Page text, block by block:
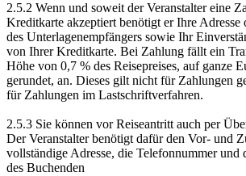
2.5.2 Wenn und soweit der Veranstalter eine
Kreditkarte akzeptiert benötigt er Ihre Adresse
des Unterlagenempfängers sowie Ihr
von Ihrer Kreditkarte. Bei Zahlung fällt ein
Höhe von 0,7 % des Reisepreises, auf ganze
gerundet, an. Dieses gilt nicht für Zahlungen
für Zahlungen im Lastschriftverfahren.
2.5.3 Sie können vor Reiseantritt auch per
Der Veranstalter benötigt dafür den Vor- und
vollständige Adresse, die Telefonnummer und
des Buchenden